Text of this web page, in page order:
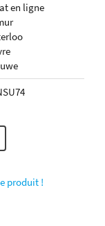
en ligne
produit !